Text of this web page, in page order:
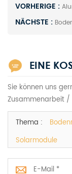
VORHERIGE :
NÄCHSTE :
EINE
Sie können uns
Zusammenarbeit
Thema :
Solarmodule